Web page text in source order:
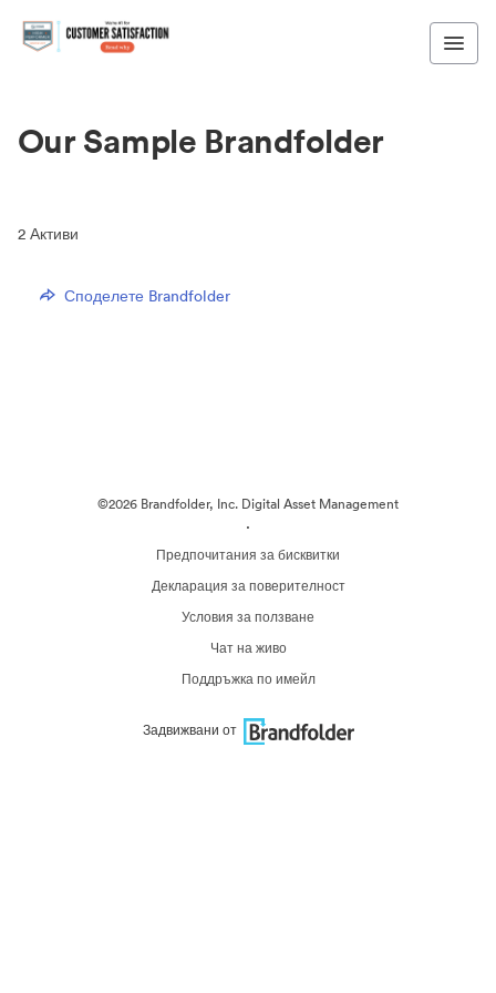
Our Sample Brandfolder
2 Активи
Споделете Brandfolder
©2026 Brandfolder, Inc. Digital Asset Management
·
Предпочитания за бисквитки
Декларация за поверителност
Условия за ползване
Чат на живо
Поддръжка по имейл
Задвижвани от